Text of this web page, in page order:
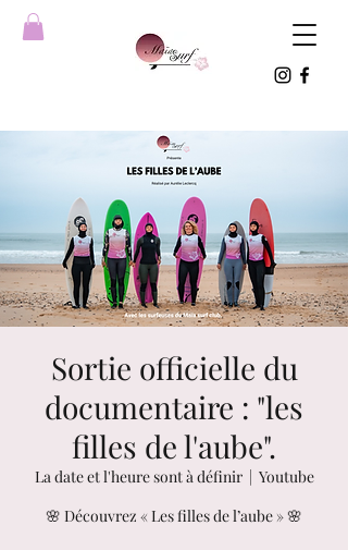
Sortie officielle du
documentaire : "les
filles de l'aube".
La date et l'heure sont à définir
  |
Youtube
🌸 Découvrez « Les filles de l’aube » 🌸